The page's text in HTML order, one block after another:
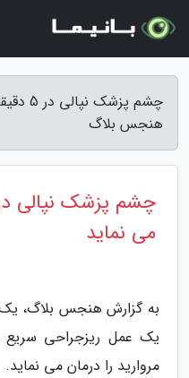
چشم
هنجس بلاگ
می نماید
به گزارش هنجس بلاگ،
یک عمل ریزجراحی سریع و
مروارید را درمان می نماید.